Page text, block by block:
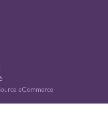
eCommerce